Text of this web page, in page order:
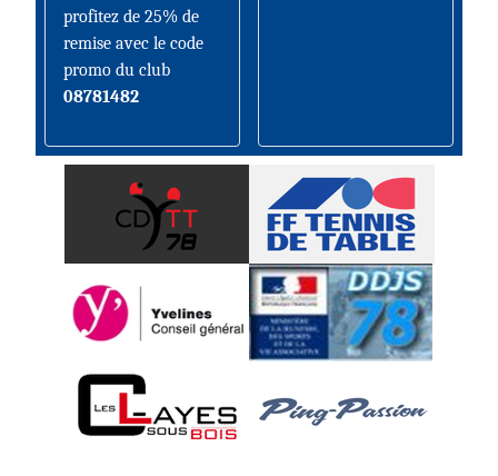
profitez de 25% de
remise avec le code
promo du club
08781482